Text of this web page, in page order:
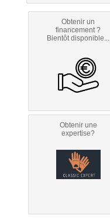
Obtenir un
financement ?
Bientôt disponible...
Obtenir une
expertise?